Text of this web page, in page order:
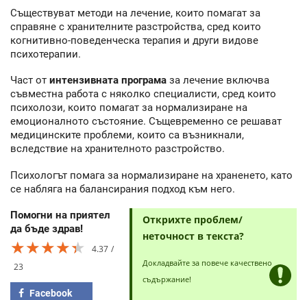
Съществуват методи на лечение, които помагат за
справяне с хранителните разстройства, сред които
когнитивно-поведенческа терапия и други видове
психотерапии.
Част от интензивната програма за лечение включва
съвместна работа с няколко специалисти, сред които
психолози, които помагат за нормализиране на
емоционалното състояние. Същевременно се решават
медицинските проблеми, които са възникнали,
вследствие на хранителното разстройство.
Психологът помага за нормализиране на храненето, като
се набляга на балансирания подход към него.
Помогни на приятел
да бъде здрав!
★★★★★
★★★★★
★★★★★
4.37
23
Facebook
Открихте проблем/
неточност в текста?
Докладвайте за повече качествено
съдържание!